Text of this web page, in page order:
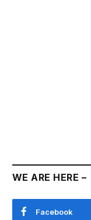
WE ARE HERE –
Facebook